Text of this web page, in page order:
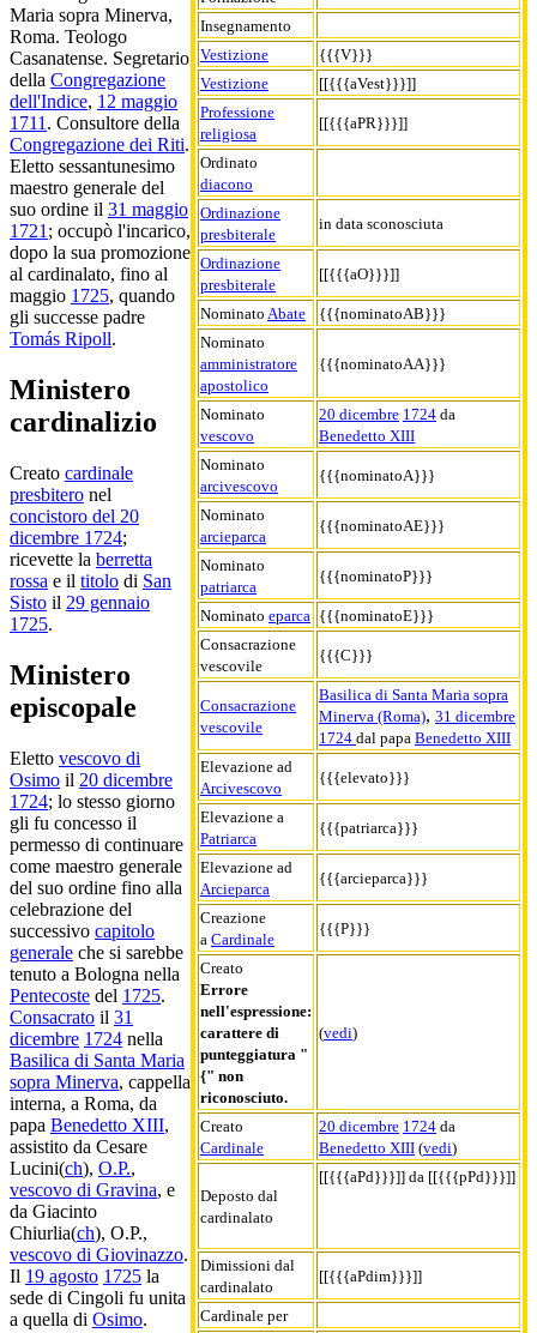
Insegnamento
Vestizione
{{{V}}}
Vestizione
[[{{{aVest}}}]]
Professione
religiosa
[[{{{aPR}}}]]
Ordinato
diacono
Ordinazione
presbiterale
in data sconosciuta
Ordinazione
presbiterale
[[{{{aO}}}]]
Nominato Abate
{{{nominatoAB}}}
Nominato
amministratore
apostolico
{{{nominatoAA}}}
Nominato
vescovo
20 dicembre 1724 da
Benedetto XIII
Nominato
arcivescovo
{{{nominatoA}}}
Nominato
arcieparca
{{{nominatoAE}}}
Nominato
patriarca
{{{nominatoP}}}
Nominato eparca {{{nominatoE}}}
Consacrazione
vescovile
{{{C}}}
Consacrazione
vescovile
Basilica di Santa Maria sopra
Minerva (Roma), 31 dicembre
1724 dal papa Benedetto XIII
Elevazione ad
Arcivescovo
{{{elevato}}}
Elevazione a
Patriarca
{{{patriarca}}}
Elevazione ad
Arcieparca
{{{arcieparca}}}
Creazione
a Cardinale
{{{P}}}
Creato
Errore
nell'espressione:
carattere di
punteggiatura "
{" non
riconosciuto.
(vedi)
Creato
Cardinale
20 dicembre 1724 da
Benedetto XIII (vedi)
Deposto dal
cardinalato
[[{{{aPd}}}]] da [[{{{pPd}}}]]
Dimissioni dal
cardinalato
[[{{{aPdim}}}]]
Cardinale per
Maria sopra Minerva,
Roma. Teologo
Casanatense. Segretario
della Congregazione
dell'Indice, 12 maggio
1711 . Consultore della
Congregazione dei Riti.
Eletto sessantunesimo
maestro generale del
suo ordine il 31 maggio
1721 ; occupò l'incarico,
dopo la sua promozione
al cardinalato, fino al
maggio 1725, quando
gli successe padre
Tomás Ripoll.
Ministero
cardinalizio
Creato cardinale
presbitero nel
concistoro del 20
dicembre 1724;
ricevette la berretta
rossa e il titolo di San
Sisto il 29 gennaio
1725.
Ministero
episcopale
Eletto vescovo di
Osimo il 20 dicembre
1724; lo stesso giorno
gli fu concesso il
permesso di continuare
come maestro generale
del suo ordine fino alla
celebrazione del
successivo capitolo
generale che si sarebbe
tenuto a Bologna nella
Pentecoste del 1725.
Consacrato il 31
dicembre 1724 nella
Basilica di Santa Maria
sopra Minerva, cappella
interna, a Roma, da
papa Benedetto XIII,
assistito da Cesare
Lucini(ch), O.P.,
vescovo di Gravina, e
da Giacinto
Chiurlia(ch), O.P.,
vescovo di Giovinazzo.
Il 19 agosto 1725 la
sede di Cingoli fu unita
a quella di Osimo.